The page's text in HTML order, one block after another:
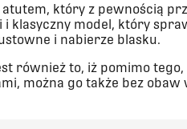
atutem, który z pewnością
i klasyczny model, który
i nabierze blasku.
również to, iż pomimo
można go także bez